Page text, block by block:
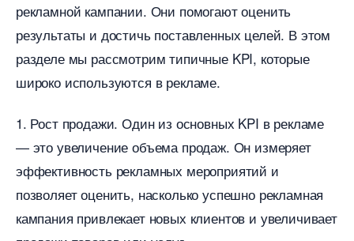
рекламной кампании. Они помогают оценить
результаты и достичь поставленных целей. В этом
разделе мы рассмотрим типичные KPI, которые
широко используются в рекламе.
1. Рост продажи. Один из основных KPI в рекламе
— это увеличение объема продаж. Он измеряет
эффективность рекламных мероприятий и
позволяет оценить, насколько успешно рекламная
кампания привлекает новых клиентов и увеличивает